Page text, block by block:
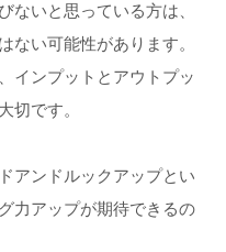
ないと思っている方は、
ない可能性があります。
インプットとアウトプッ
切です。
アンドルックアップとい
力アップが期待できるの